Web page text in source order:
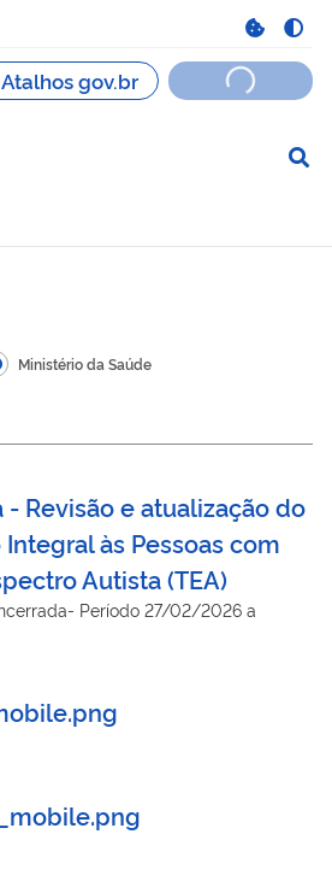
navegação
Ministério da Saúde
Revisão e atualização do
às Pessoas com
Autista (TEA)
Período 27/02/2026 a